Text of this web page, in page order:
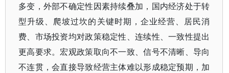
多变，外部不确定性因素持续叠加，国内经济处于转
型升级、爬坡过坎的关键时期，企业经营、居民消
费、市场投资均对政策稳定性、连续性、一致性提出
更高要求。宏观政策取向不一致、信号不清晰、导向
不连贯，会直接导致经营主体难以形成稳定预期，加